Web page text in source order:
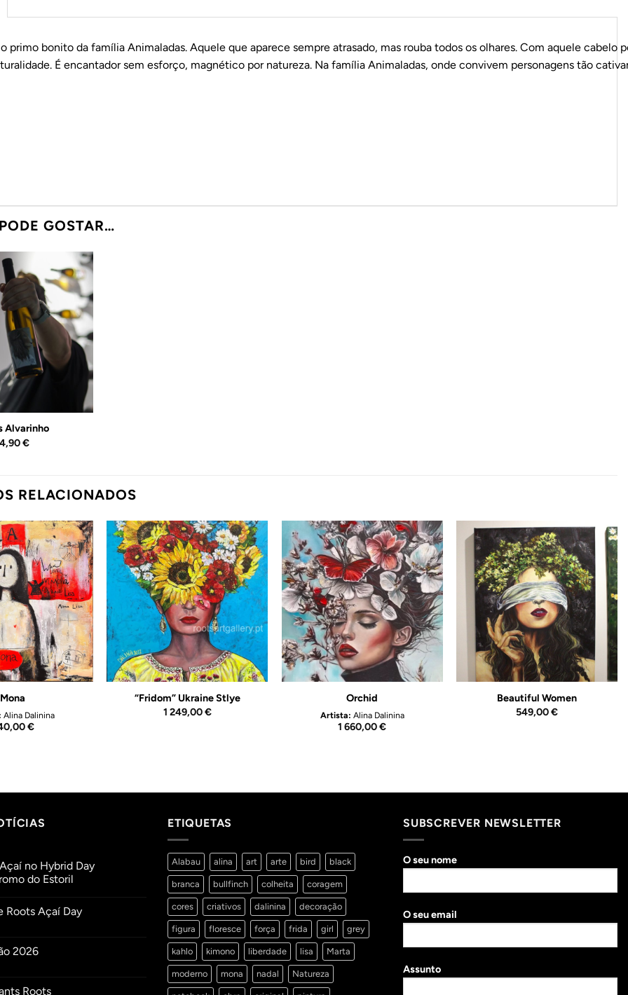
o primo bonito da família Animaladas. Aquele que aparece sempre atrasado, mas rouba todos os olhares. Com aquele cabelo p
turalidade. É encantador sem esforço, magnético por natureza. Na família Animaladas, onde convivem personagens tão cativa
GOSTAR…
Adicionar
Wishlist
Alvarinho
€
RELACIONADOS
Adicionar
ao
Wishlist
Mona
Alina Dalinina
€
Adicionar
ao
Wishlist
“Fridom” Ukraine Stlye
1 249,00€
Adicionar
ao
Wishlist
Orchid
Artista: Alina Dalinina
1 660,00€
Adicionar
ao
Wishlist
Beautiful Women
549,00€
no Hybrid Day
do Estoril
Roots Açaí Day
2026
Roots
ETIQUETAS
Alabau alina art arte bird black
branca bullfinch colheita coragem
cores criativos dalinina decoração
figura floresce força frida girl grey
kahlo kimono liberdade lisa Marta
moderno mona nadal Natureza
SUBSCREVER NEWSLETTER
O seu nome
O seu email
Assunto